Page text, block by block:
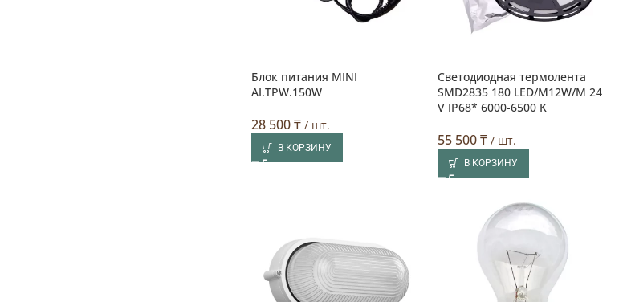
Блок питания MINI
AI.TPW.150W
28 500₸/ шт.
В КОРЗИНУ
Светодиодная термолента
SMD2835 180 LED/M12W/M 24
V IP68* 6000-6500 K
55 500₸ / шт.
В КОРЗИНУ